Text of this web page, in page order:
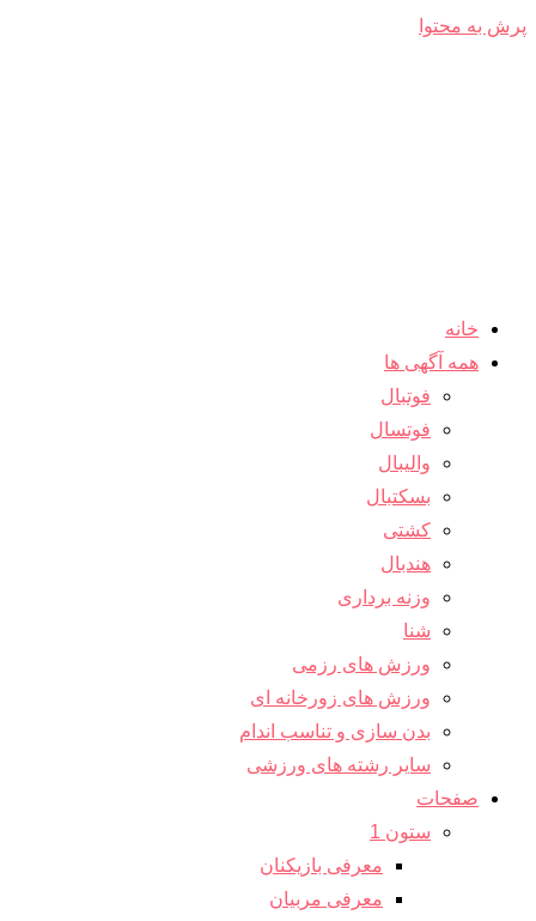
پرش به محتوا
خانه
همه آگهی ها
فوتبال
فوتسال
والیبال
بسکتبال
کشتی
هندبال
وزنه برداری
شنا
ورزش های رزمی
ورزش های زورخانه ای
بدن سازی و تناسب اندام
سایر رشته های ورزشی
صفحات
ستون 1
معرفی بازیکنان
معرفی مربیان